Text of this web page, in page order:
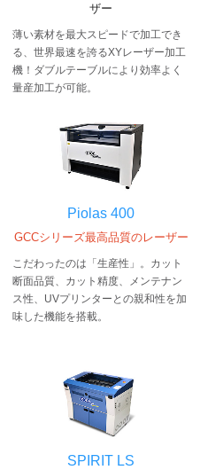
ザー
薄い素材を最大スピードで加工でき
る、世界最速を誇るXYレーザー加工
機！ダブルテーブルにより効率よく
量産加工が可能。
Piolas 400
GCCシリーズ最高品質のレーザー
こだわったのは「生産性」。 カット
断面品質、カット精度、メンテナン
ス性、UVプリンターとの親和性を加
味した機能を搭載。
SPIRIT LS